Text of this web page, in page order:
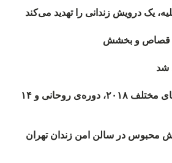
یک درویش زندانی را تهدید می‌کند
شد
روند اعدام‌ها در ماه‌های مختلف ۲۰۱۸، دوره‌ی روحانی و ۱۴
محبوس در سالن امن زندان تهران